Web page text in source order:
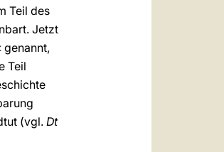
Teil des
Jetzt
Teil
(vgl.Dt